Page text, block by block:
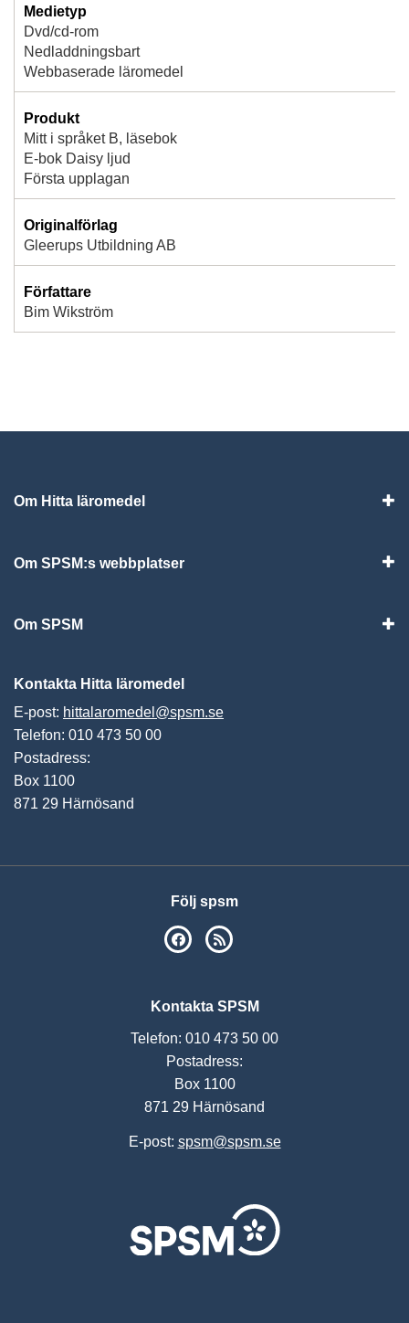
Medietyp
Dvd/cd-rom
Nedladdningsbart
Webbaserade läromedel
Produkt
Mitt i språket B, läsebok
E-bok Daisy ljud
Första upplagan
Originalförlag
Gleerups Utbildning AB
Författare
Bim Wikström
Om Hitta läromedel
Om SPSM:s webbplatser
Om SPSM
Kontakta Hitta läromedel
E-post: hittalaromedel@spsm.se
Telefon: 010 473 50 00
Postadress:
Box 1100
871 29 Härnösand
Följ spsm
SPSM på Facebook
Kontakta SPSM
Telefon: 010 473 50 00
Postadress:
Box 1100
871 29 Härnösand
E-post: spsm@spsm.se